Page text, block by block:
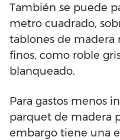
También se puede
metro cuadrado,
tablones de madera
finos, como roble
blanqueado.
Para gastos menos
parquet de madera
embargo tiene una